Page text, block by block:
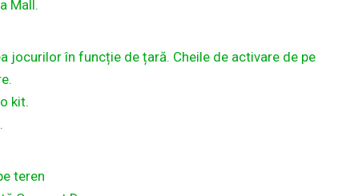
Mall.
jocurilor în funcție de țară. Cheile de activare de pe
kit.
teren